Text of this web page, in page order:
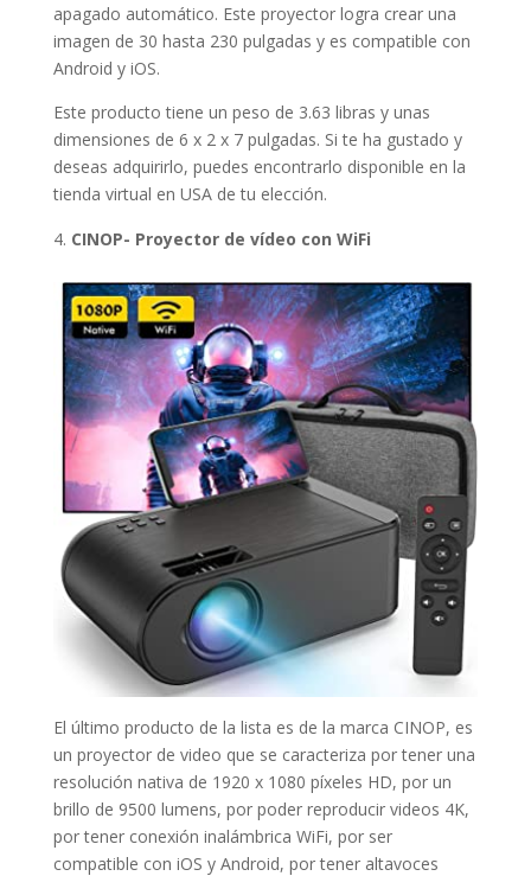
apagado automático. Este proyector logra crear una
imagen de 30 hasta 230 pulgadas y es compatible con
Android y iOS.
Este producto tiene un peso de 3.63 libras y unas
dimensiones de 6 x 2 x 7 pulgadas. Si te ha gustado y
deseas adquirirlo, puedes encontrarlo disponible en la
tienda virtual en USA de tu elección.
CINOP- Proyector de vídeo con WiFi
El último producto de la lista es de la marca CINOP, es
un proyector de video que se caracteriza por tener una
resolución nativa de 1920 x 1080 píxeles HD, por un
brillo de 9500 lumens, por poder reproducir videos 4K,
por tener conexión inalámbrica WiFi, por ser
compatible con iOS y Android, por tener altavoces